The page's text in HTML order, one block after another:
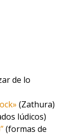
de lo
(Zathura)
lúdicos)
(formas de